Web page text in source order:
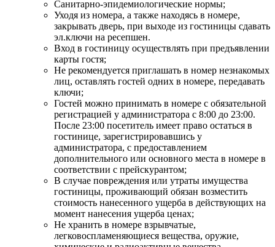
Санитарно-эпидемиологические нормы;
Уходя из номера, а также находясь в номере,
закрывать дверь, при выходе из гостиницы сдавать
эл.ключи на ресепшен.
Вход в гостиницу осуществлять при предъявлении
карты гостя;
Не рекомендуется приглашать в номер незнакомых
лиц, оставлять гостей одних в номере, передавать
ключи;
Гостей можно принимать в номере с обязательной
регистрацией у администратора с 8:00 до 23:00.
После 23:00 посетитель имеет право остаться в
гостинице, зарегистрировавшись у
администратора, с предоставлением
дополнительного или основного места в номере в
соответствии с прейскурантом;
В случае повреждения или утраты имущества
гостиницы, проживающий обязан возместить
стоимость нанесенного ущерба в действующих на
момент нанесения ущерба ценах;
Не хранить в номере взрывчатые,
легковоспламеняющиеся вещества, оружие,